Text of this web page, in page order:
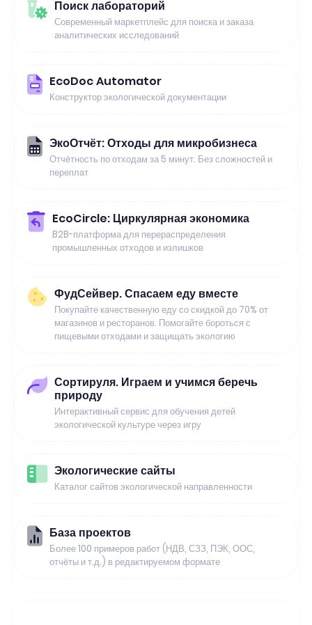
Поиск лабораторий
Современный маркетплейс для поиска и заказа
аналитических исследований
EcoDoc Automator
Конструктор экологической документации
ЭкоОтчёт: Отходы для микробизнеса
Отчётность по отходам за 5 минут. Без сложностей и
переплат
EcoCircle: Циркулярная экономика
B2B-платформа для перераспределения
промышленных отходов и излишков
ФудСейвер. Спасаем еду вместе
Покупайте качественную еду со скидкой до 70% от
магазинов и ресторанов. Помогайте бороться с
пищевыми отходами и защищать экологию
Сортируля. Играем и учимся беречь
природу
Интерактивный сервис для обучения детей
экологической культуре через игру
Экологические сайты
Каталог сайтов экологической направленности
База проектов
Более 100 примеров работ (НДВ, СЗЗ, ПЭК, ООС,
отчёты и т.д.) в редактируемом формате